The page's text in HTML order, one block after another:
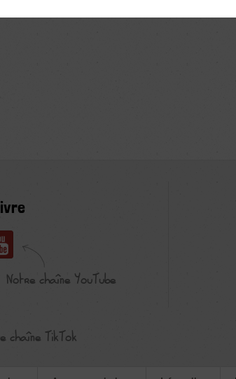
Notre chaîne YouTube
chaîne TikTok